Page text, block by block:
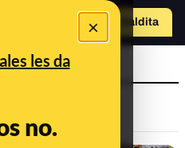
×
les da
no.
Hazte Maldito
a